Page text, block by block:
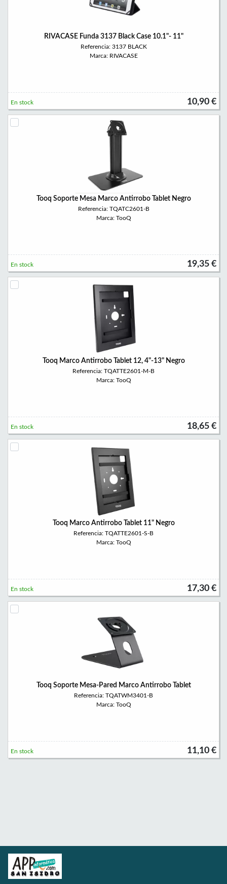
RIVACASE Funda 3137 Black Case 10.1"- 11"
Referencia: 3137 BLACK
Marca: RIVACASE
10,90 €
En stock
Tooq Soporte Mesa Marco Antirrobo Tablet Negro
Referencia: TQATC2601-B
Marca: TooQ
19,35 €
En stock
Tooq Marco Antirrobo Tablet 12, 4"-13" Negro
Referencia: TQATTE2601-M-B
Marca: TooQ
18,65 €
En stock
Tooq Marco Antirrobo Tablet 11" Negro
Referencia: TQATTE2601-S-B
Marca: TooQ
17,30 €
En stock
Tooq Soporte Mesa-Pared Marco Antirrobo Tablet
Referencia: TQATWM3401-B
Marca: TooQ
11,10 €
En stock